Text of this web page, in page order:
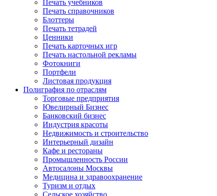
Печать учебников
Печать справочников
Блоттеры
Печать тетрадей
Ценники
Печать карточных игр
Печать настольной рекламы
Фотокниги
Портфели
Листовая продукция
Полиграфия по отраслям
Торговые предприятия
Ювелирный Бизнес
Банковский бизнес
Индустрия красоты
Недвижимость и строительство
Интерьерный дизайн
Кафе и рестораны
Промышленность России
Автосалоны Москвы
Медицина и здравоохранение
Туризм и отдых
Сельское хозяйство